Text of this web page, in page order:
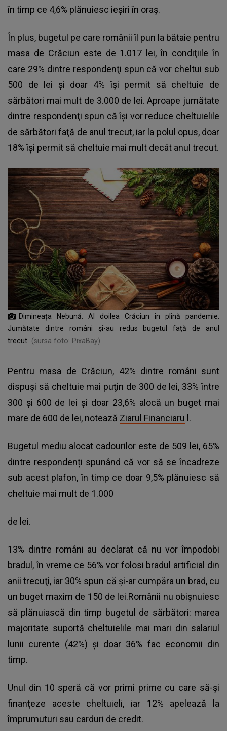
în timp ce 4,6% plănuiesc ieşiri în oraş.
În plus, bugetul pe care românii îl pun la bătaie pentru
masa de Crăciun este de 1.017 lei, în condiţiile în
care 29% dintre respondenţi spun că vor cheltui sub
500 de lei şi doar 4% îşi permit să cheltuie de
sărbători mai mult de 3.000 de lei. Aproape jumătate
dintre respondenţi spun că îşi vor reduce cheltuielile
de sărbători faţă de anul trecut, iar la polul opus, doar
18% îşi permit să cheltuie mai mult decât anul trecut.
Dimineața Nebună. Al doilea Crăciun în plină pandemie.
Jumătate dintre români și-au redus bugetul faţă de anul
trecut (sursa foto: PixaBay)
Pentru masa de Crăciun, 42% dintre români sunt
dispuşi să cheltuie mai puţin de 300 de lei, 33% între
300 şi 600 de lei şi doar 23,6% alocă un buget mai
mare de 600 de lei, notează Ziarul Financiaru l.
Bugetul mediu alocat cadourilor este de 509 lei, 65%
dintre respondenți spunând că vor să se încadreze
sub acest plafon, în timp ce doar 9,5% plănuiesc să
cheltuie mai mult de 1.000
de lei.
13% dintre români au declarat că nu vor împodobi
bradul, în vreme ce 56% vor folosi bradul artificial din
anii trecuţi, iar 30% spun că şi-ar cumpăra un brad, cu
un buget maxim de 150 de lei.Românii nu obişnuiesc
să plănuiască din timp bugetul de sărbători: marea
majoritate suportă cheltuielile mai mari din salariul
lunii curente (42%) şi doar 36% fac economii din
timp.
Unul din 10 speră că vor primi prime cu care să-şi
finanţeze aceste cheltuieli, iar 12% apelează la
împrumuturi sau carduri de credit.